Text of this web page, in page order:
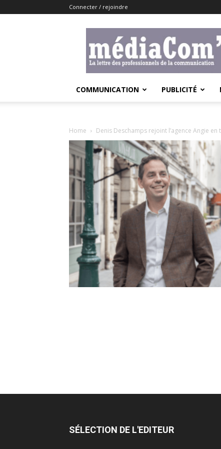
Connecter / rejoindre
COMMUNICATION PUBLICITÉ
Home Denis Deschamps rejoint l’agence Angie
SÉLECTION DE L'EDITEUR